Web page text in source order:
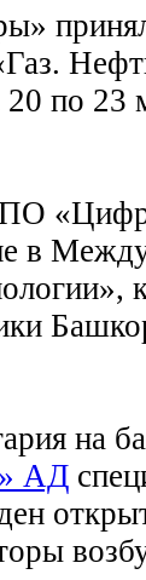
по 23
в
на
АД